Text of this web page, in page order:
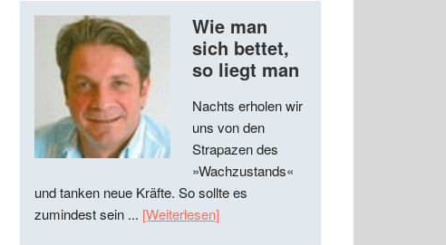
Wie man
sich bettet,
so liegt man
Nachts erholen wir
uns von den
Strapazen des
»Wachzustands«
und tanken neue Kräfte. So sollte es
zumindest sein ... [Weiterlesen]